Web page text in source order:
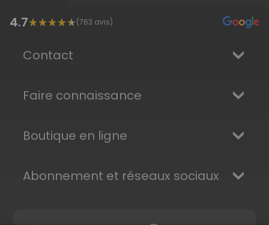
4.7 (763 avis)
Contact
Faire connaissance
Boutique en ligne
Abonnement et réseaux sociaux